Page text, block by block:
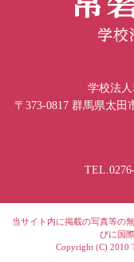
学校法
〒373-0817 群馬県太
当サイト内に掲載の写真等の
びに国
Copyright (C) 2010